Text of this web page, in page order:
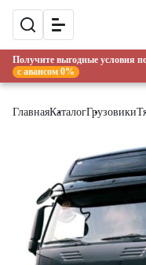
Получите выгодные условия
с авансом 0%
ГлавнаяКаталогГрузовики